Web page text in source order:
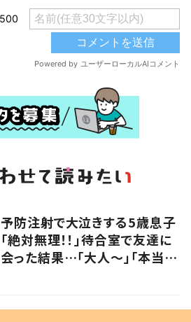
予防注射で大泣きする5歳息子
「絶対無理！！」待合室で友達に
会った結果…「大人～」「本当に